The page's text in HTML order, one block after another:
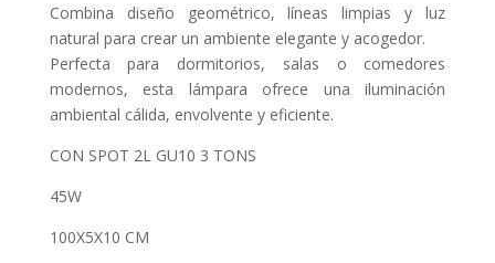
FRANK
DE
METAL
DORADO
CON
SPOT
-
cantidad
Combina diseño geométrico, líneas limpias y luz
natural para crear un ambiente elegante y acogedor.
Perfecta para dormitorios, salas o comedores
modernos, esta lámpara ofrece una iluminación
ambiental cálida, envolvente y eficiente.
CON SPOT 2L GU10 3 TONS
45W
100X5X10 CM